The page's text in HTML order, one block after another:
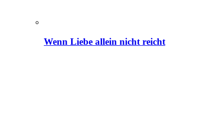
Wenn Liebe allein nicht reicht